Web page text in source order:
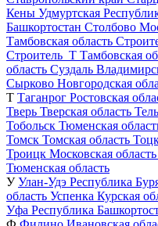
Кены Удмуртская
Башкортостан Столбово
Тамбовская область
Строитель_Т Тамбовская
область Суздаль
Сырково Новгородская
Т Таганрог Ростовская
Тверь Тверская область
Тобольск Тюменская
Томск Томская область
Троицк Московская область
Тюменская область
У Улан-Удэ Республика
область Успенка Курская
Уфа Республика